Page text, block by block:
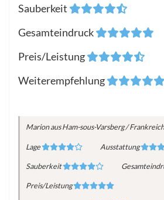
Sauberkeit
Gesamteindruck
Preis/Leistung
Weiterempfehlung
Marionaus Ham-sous-Varsberg / Frankreich
Lage Ausstattung
Sauberkeit
Preis/Leistung